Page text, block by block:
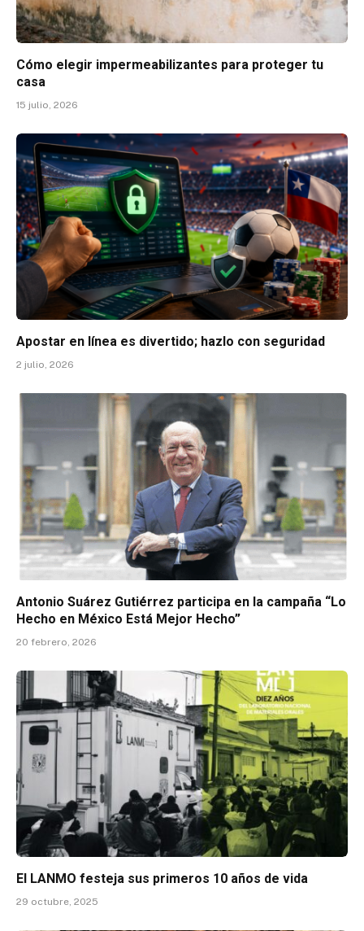
Cómo elegir impermeabilizantes para proteger tu
casa
15 julio, 2026
Apostar en línea es divertido; hazlo con seguridad
2 julio, 2026
Antonio Suárez Gutiérrez participa en la campaña “Lo
Hecho en México Está Mejor Hecho”
20 febrero, 2026
El LANMO festeja sus primeros 10 años de vida
29 octubre, 2025